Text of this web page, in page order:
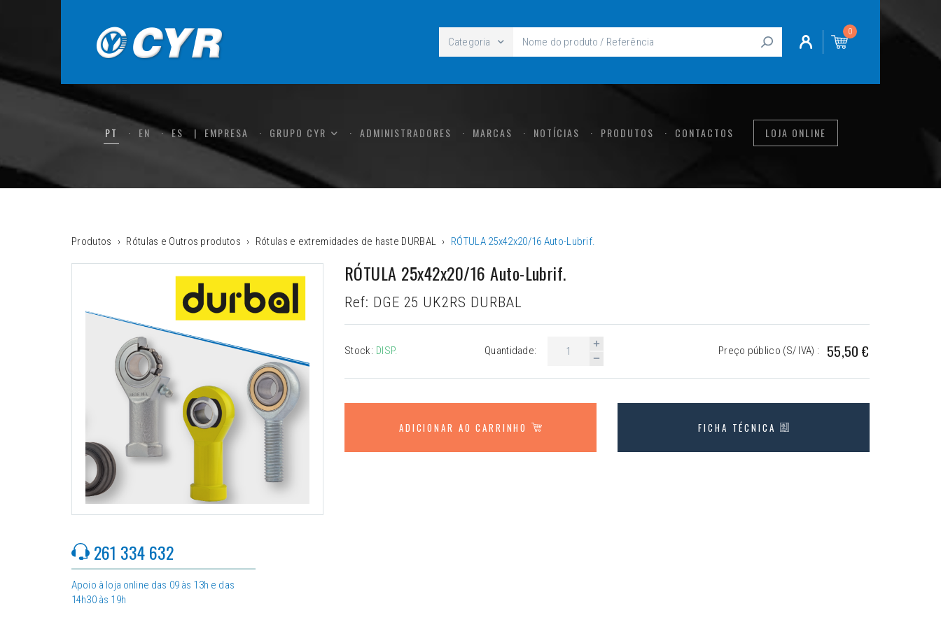
Categoria
0
PT EN ES EMPRESA GRUPO CYR ADMINISTRADORES MARCAS NOTÍCIAS PRODUTOS CONTACTOS LOJA ONLINE
Produtos Rótulas e Outros produtos Rótulas e extremidades de haste DURBAL RÓTULA 25x42x20/16 Auto-Lubrif.
RÓTULA 25x42x20/16 Auto-Lubrif.
Ref: DGE 25 UK2RS DURBAL
261 334 632
Apoio à loja online das 09 às 13h e das
14h30 às 19h
Stock: DISP. Quantidade: Preço público (S/ IVA) : 55,50 €
ADICIONAR AO CARRINHO FICHA TÉCNICA